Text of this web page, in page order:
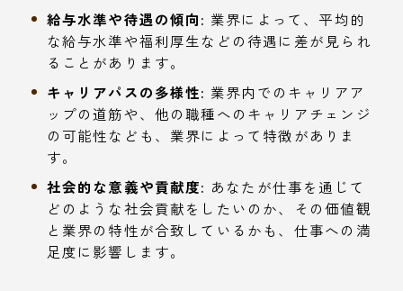
給与水準や待遇の傾向: 業界によって、平均的
な給与水準や福利厚生などの待遇に差が見られ
ることがあります。
キャリアパスの多様性: 業界内でのキャリアア
ップの道筋や、他の職種へのキャリアチェンジ
の可能性なども、業界によって特徴がありま
す。
社会的な意義や貢献度: あなたが仕事を通じて
どのような社会貢献をしたいのか、その価値観
と業界の特性が合致しているかも、仕事への満
足度に影響します。